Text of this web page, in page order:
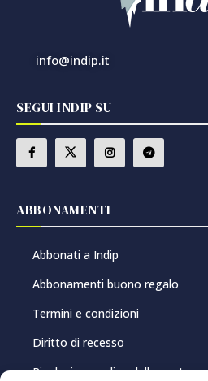
info@indip.it
SEGUI INDIP SU
ABBONAMENTI
Abbonati a Indip
Abbonamenti buono regalo
Termini e condizioni
Diritto di recesso
Risoluzione online delle